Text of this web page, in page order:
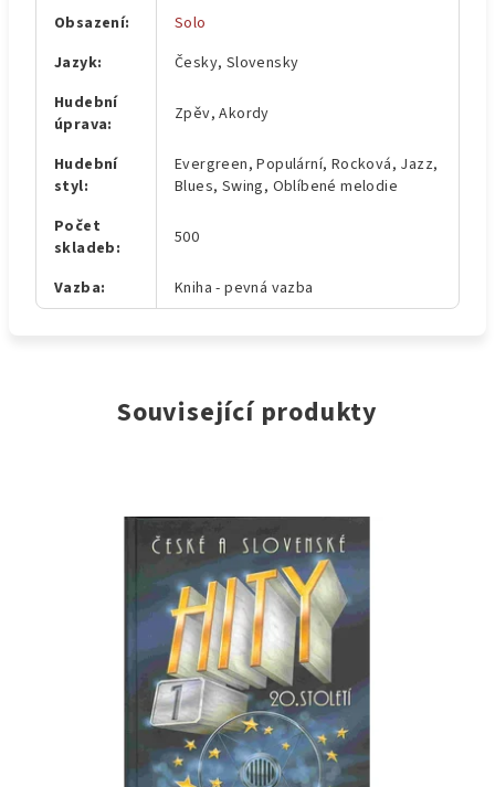
Obsazení:
Solo
Jazyk:
Česky, Slovensky
Hudební
úprava: Zpěv, Akordy
Hudební
styl:
Evergreen, Populární, Rocková, Jazz,
Blues, Swing, Oblíbené melodie
Počet
skladeb: 500
Vazba: Kniha - pevná vazba
Související produkty